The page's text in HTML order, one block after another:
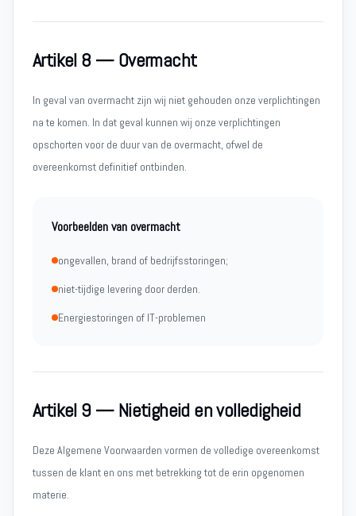
Artikel 8 — Overmacht
In geval van overmacht zijn wij niet gehouden onze verplichtingen
na te komen. In dat geval kunnen wij onze verplichtingen
opschorten voor de duur van de overmacht, ofwel de
overeenkomst definitief ontbinden.
Voorbeelden van overmacht
ongevallen, brand of bedrijfsstoringen;
niet-tijdige levering door derden.
Energiestoringen of IT-problemen
Artikel 9 — Nietigheid en volledigheid
Deze Algemene Voorwaarden vormen de volledige overeenkomst
tussen de klant en ons met betrekking tot de erin opgenomen
materie.